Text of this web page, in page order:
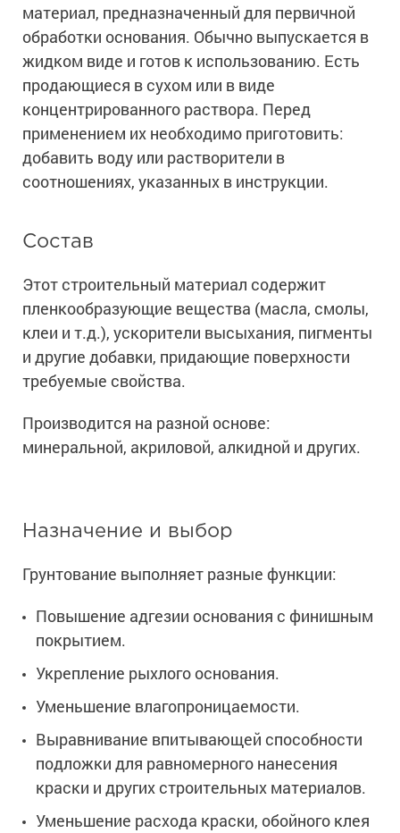
Ингибиторы коррозии
Растворители и разбавители для металла
Шпатлевки для металла
Сопутствующие товары
Сопутствующие товары
Пищевая промышленность
Нефтегазовая промышленность
Сопутствующие товары
Жидкая теплоизоляция
Для фасада
Сопутствующие товары
Экологичные материалы
Для бетонных полов
Для металла
Для фасада
Для интерьеров
Антистатические покрытия
Для бетона
Сопутствующие товары
Промышленные покрытия
Ремонт промышленных полов
Промышленные металлоконструкции
Промышленное оборудование
Промышленные ремонтные покрытия для металла
Промышленные стены
Грунтовки для холодного цинкования
Сопутствующие товары
Для металла
Сопутствующие товары
Антикоррозионная защита
Толстослойные грунт-эмали
Алюминиевые краски
Морозостойкие краски
Морозостойкие краски для бетонных полов
Морозостойкие краски для металла
Морозостойкие краски для фасада
материал, предназначенный для первичной
обработки основания. Обычно выпускается в
жидком виде и готов к использованию. Есть
продающиеся в сухом или в виде
концентрированного раствора. Перед
применением их необходимо приготовить:
добавить воду или растворители в
соотношениях, указанных в инструкции.
Состав
Этот строительный материал содержит
пленкообразующие вещества (масла, смолы,
клеи и т.д.), ускорители высыхания, пигменты
и другие добавки, придающие поверхности
требуемые свойства.
Производится на разной основе:
минеральной, акриловой, алкидной и других.
Назначение и выбор
Грунтование выполняет разные функции:
Повышение адгезии основания с финишным
покрытием.
Укрепление рыхлого основания.
Уменьшение влагопроницаемости.
Выравнивание впитывающей способности
подложки для равномерного нанесения
краски и других строительных материалов.
Уменьшение расхода краски, обойного клея